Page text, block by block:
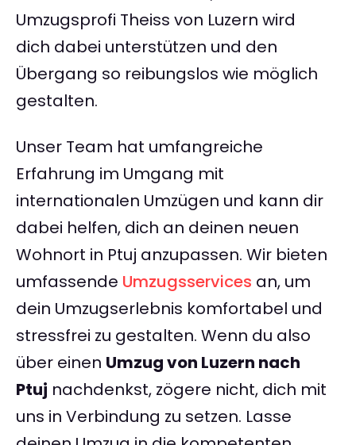
Umzugsprofi Theiss von Luzern wird
dich dabei unterstützen und den
Übergang so reibungslos wie möglich
gestalten.
Unser Team hat umfangreiche
Erfahrung im Umgang mit
internationalen Umzügen und kann dir
dabei helfen, dich an deinen neuen
Wohnort in Ptuj anzupassen. Wir bieten
umfassende Umzugsservices an, um
dein Umzugserlebnis komfortabel und
stressfrei zu gestalten. Wenn du also
über einen Umzug von Luzern nach
Ptuj nachdenkst, zögere nicht, dich mit
uns in Verbindung zu setzen. Lasse